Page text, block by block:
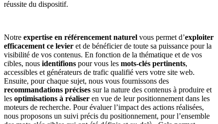
réussite du dispositif.
Notre expertise en référencement naturel vous permet d’exploiter
efficacement ce levier et de bénéficier de toute sa puissance pour la
visibilité de vos contenus. En fonction de la thématique et de vos
cibles, nous identifions pour vous les mots-clés pertinents,
accessibles et générateurs de trafic qualifié vers votre site web.
Ensuite, pour chaque sujet, nous vous fournissons des
recommandations précises sur la nature des contenus à produire et
les optimisations à réaliser en vue de leur positionnement dans les
moteurs de recherche. Pour évaluer l’impact des actions réalisées,
nous proposons un suivi précis du positionnement, pour l’ensemble